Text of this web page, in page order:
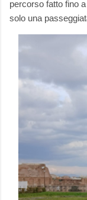
percorso fatto fino
solo una